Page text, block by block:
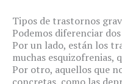
Tipos de trastornos
Podemos diferenciar
Por un lado, están los
muchas esquizofrenias,
Por otro, aquellos que
concretas, como las